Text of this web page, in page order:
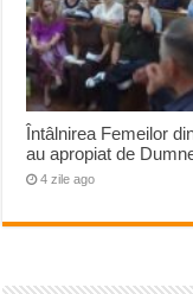
Întâlnirea Femeilor
au apropiat de
4 zile ago